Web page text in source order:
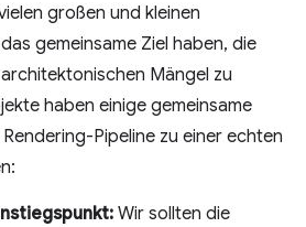
großen und kleinen
gemeinsame Ziel haben, die
Mängel zu
haben einige gemeinsame
Pipeline zu einer echten
Wir sollten die